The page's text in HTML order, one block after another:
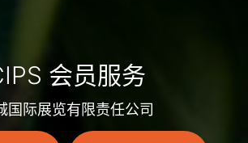
会员服务
国际展览有限责任公司